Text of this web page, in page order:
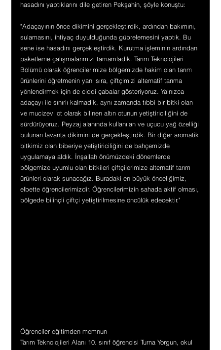
hasadını yaptıklarını dile getiren Pekşahin, şöyle konuştu:
"Adaçayının önce dikimini gerçekleştirdik, ardından bakımını,
sulamasını, ihtiyaç duyulduğunda gübrelemesini yaptık. Bu
sene ise hasadını gerçekleştirdik. Kurutma işleminin ardından
paketleme çalışmalarımızı tamamladık. Tarım Teknolojileri
Bölümü olarak öğrencilerimize bölgemizde hakim olan tarım
ürünlerini öğretmenin yanı sıra, çiftçimizi alternatif tarıma
yönlendirmek için de ciddi çabalar gösteriyoruz. Yalnızca
adaçayı ile sınırlı kalmadık, aynı zamanda tıbbi bir bitki olan
ve mucizevi ot olarak bilinen altın otunun yetiştiriciliğini de
sürdürüyoruz. Peyzaj alanında kullanılan ve uçucu yağ özelliği
bulunan lavanta dikimini de gerçekleştirdik. Bir diğer aromatik
bitkimiz olan biberiye yetiştiriciliğini de bahçemizde
uygulamaya aldık. İnşallah önümüzdeki dönemlerde
bölgemize uyumlu olan bitkileri çiftçilerimize alternatif tarım
ürünleri olarak sunacağız. Buradaki en büyük önceliğimiz,
elbette öğrencilerimizdir. Öğrencilerimizin sahada aktif olması,
bölgede bilinçli çiftçi yetiştirilmesine öncülük edecektir."
Öğrenciler eğitimden memnun
Tarım Teknolojileri Alanı 10. sınıf öğrencisi Turna Yorgun, okul